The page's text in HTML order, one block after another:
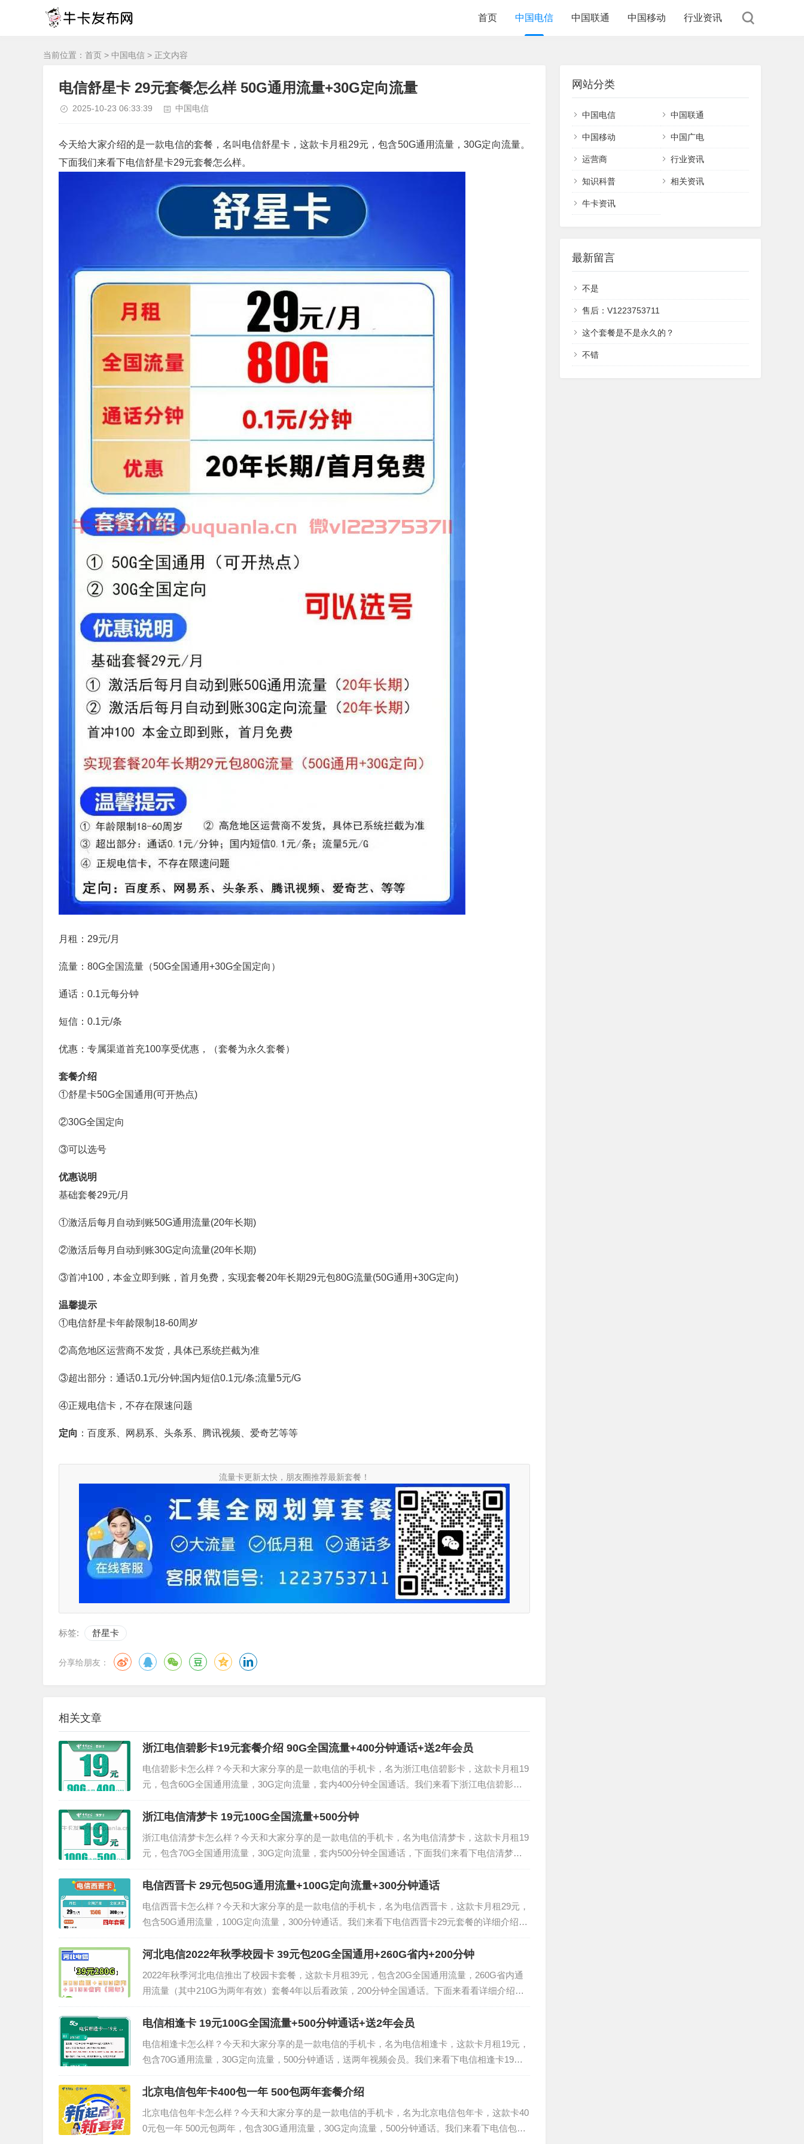
首页 中国电信 中国联通 中国移动 行业资讯
当前位置： 首页 > 中国电信 > 正文内容
电信舒星卡 29元套餐怎么样 50G通用流量+30G定向流量
2025-10-23 06:33:39 中国电信
今天给大家介绍的是一款电信的套餐，名叫电信舒星卡，这款卡月租29元，包含50G通用流量，30G定向流量。
下面我们来看下电信舒星卡29元套餐怎么样。
月租：29元/月
流量：80G全国流量（50G全国通用+30G全国定向）
通话：0.1元每分钟
短信：0.1元/条
优惠：专属渠道首充100享受优惠，（套餐为永久套餐）
套餐介绍
①舒星卡50G全国通用(可开热点)
②30G全国定向
③可以选号
优惠说明
基础套餐29元/月
①激活后每月自动到账50G通用流量(20年长期)
②激活后每月自动到账30G定向流量(20年长期)
③首冲100，本金立即到账，首月免费，实现套餐20年长期29元包80G流量(50G通用+30G定向)
温馨提示
①电信舒星卡年龄限制18-60周岁
②高危地区运营商不发货，具体已系统拦截为准
③超出部分：通话0.1元/分钟;国内短信0.1元/条;流量5元/G
④正规电信卡，不存在限速问题
定向 ：百度系、网易系、头条系、腾讯视频、爱奇艺等等
流量卡更新太快，朋友圈推荐最新套餐！
标签: 舒星卡
分享给朋友：
相关文章
浙江电信碧影卡19元套餐介绍 90G全国流量+400分钟通话+送2年会员
电信碧影卡怎么样？今天和大家分享的是一款电信的手机卡，名为浙江电信碧影卡，这款卡月租19
元，包含60G全国通用流量，30G定向流量，套内400分钟全国通话。我们来看下浙江电信碧影卡1
9元套餐的详细介绍。电信碧影卡-19元(4年)01 套餐介绍 原月租:39元400分钟+50G通用+30G定向
(4年)...
浙江电信清梦卡 19元100G全国流量+500分钟
浙江电信清梦卡怎么样？今天和大家分享的是一款电信的手机卡，名为电信清梦卡，这款卡月租19
元，包含70G全国通用流量，30G定向流量，套内500分钟全国通话，下面我们来看下电信清梦卡1
9元套餐的详细介绍。电信清梦卡-19元(2年)01 套餐介绍 原月租:39元500分钟+70G通用+30G定向
(优惠期...
电信西晋卡 29元包50G通用流量+100G定向流量+300分钟通话
电信西晋卡怎么样？今天和大家分享的是一款电信的手机卡，名为电信西晋卡，这款卡月租29元，
包含50G通用流量，100G定向流量，300分钟通话。我们来看下电信西晋卡29元套餐的详细介绍。
电信西晋卡套餐资费月租:29元/月流量:50G通用+100G定向语音:300分钟话费:激活需预存200元话
费资费:原...
河北电信2022年秋季校园卡 39元包20G全国通用+260G省内+200分钟
2022年秋季河北电信推出了校园卡套餐，这款卡月租39元，包含20G全国通用流量，260G省内通
用流量（其中210G为两年有效）套餐4年以后看政策，200分钟全国通话。下面来看看详细介绍。
月租：39元流量：20G全国通用流量+50G省内通用+210G省内通用为两年河北电信2022年秋季校
园卡资费说明...
电信相逢卡 19元100G全国流量+500分钟通话+送2年会员
电信相逢卡怎么样？今天和大家分享的是一款电信的手机卡，名为电信相逢卡，这款卡月租19元，
包含70G通用流量，30G定向流量，500分钟通话，送两年视频会员。我们来看下电信相逢卡19元
套餐的详细介绍。电信相逢卡套餐介绍 原月租:39元500分钟+70G通用+30G定向(优惠期2年)福利:2
0选1视频会...
北京电信包年卡400包一年 500包两年套餐介绍
北京电信包年卡怎么样？今天和大家分享的是一款电信的手机卡，名为北京电信包年卡，这款卡40
0元包一年 500元包两年，包含30G通用流量，30G定向流量，500分钟通话。我们来看下电信包年
网站分类
中国电信 中国联通
中国移动 中国广电
运营商 行业资讯
知识科普 相关资讯
牛卡资讯
最新留言
不是
售后：V1223753711
这个套餐是不是永久的？
不错